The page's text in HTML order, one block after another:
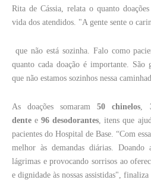
Rita de Cássia, relata o quanto
vida dos atendidos. "A gente sente o
que não está sozinha. Falo como
quanto cada doação é importante. São
que não estamos sozinhos nessa
As doações somaram50 chinelos
dente e96 desodorantes , itens que
pacientes do Hospital de Base. “Com
melhor às demandas diárias. Doando
lágrimas e provocando sorrisos ao
e dignidade às nossas assistidas", finaliza